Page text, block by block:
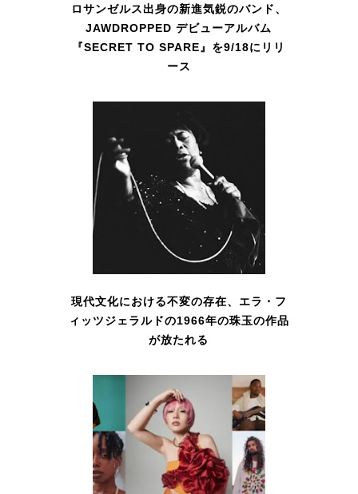
ロサンゼルス出身の新進気鋭のバンド、
JAWDROPPED デビューアルバム
『SECRET TO SPARE』を9/18にリリ
ース
現代文化における不変の存在、エラ・フ
ィッツジェラルドの1966年の珠玉の作品
が放たれる